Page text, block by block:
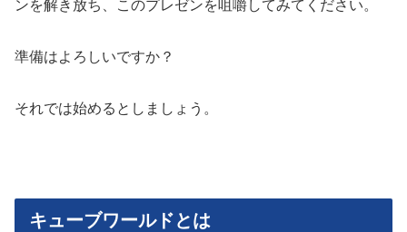
ンを解き放ち、このプレゼンを咀嚼してみてください。
準備はよろしいですか？
それでは始めるとしましょう。
キューブワールドとは